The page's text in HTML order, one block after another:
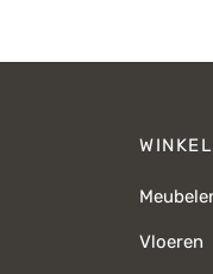
WINKEL
Vloeren